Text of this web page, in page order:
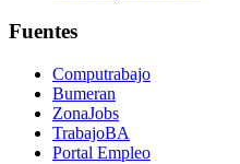
Fuentes
Computrabajo
Bumeran
ZonaJobs
TrabajoBA
Portal Empleo